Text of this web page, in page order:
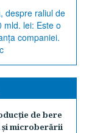
de bere
şi microberării